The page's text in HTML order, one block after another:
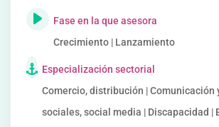
Fase en la que asesora
Crecimiento | Lanzamiento
Especialización sectorial
Comercio, distribución | Comunicación
sociales, social media | Discapacidad |